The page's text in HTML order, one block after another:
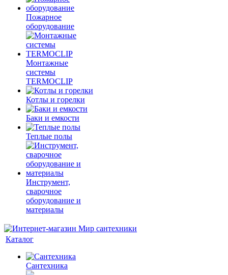
Пожарное
оборудование
Монтажные
системы
TERMOCLIP
Котлы и горелки
Баки и емкости
Теплые полы
Инструмент,
сварочное
оборудование и
материалы
Каталог
Сантехника